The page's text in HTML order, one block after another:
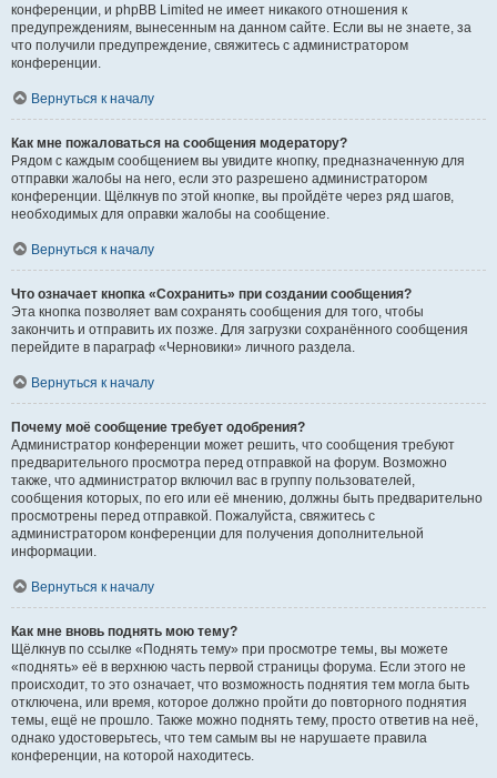
конференции, и phpBB Limited не имеет никакого отношения к
предупреждениям, вынесенным на данном сайте. Если вы не знаете, за
что получили предупреждение, свяжитесь с администратором
конференции.
Вернуться к началу
Как мне пожаловаться на сообщения модератору?
Рядом с каждым сообщением вы увидите кнопку, предназначенную для
отправки жалобы на него, если это разрешено администратором
конференции. Щёлкнув по этой кнопке, вы пройдёте через ряд шагов,
необходимых для оправки жалобы на сообщение.
Вернуться к началу
Что означает кнопка «Сохранить» при создании сообщения?
Эта кнопка позволяет вам сохранять сообщения для того, чтобы
закончить и отправить их позже. Для загрузки сохранённого сообщения
перейдите в параграф «Черновики» личного раздела.
Вернуться к началу
Почему моё сообщение требует одобрения?
Администратор конференции может решить, что сообщения требуют
предварительного просмотра перед отправкой на форум. Возможно
также, что администратор включил вас в группу пользователей,
сообщения которых, по его или её мнению, должны быть предварительно
просмотрены перед отправкой. Пожалуйста, свяжитесь с
администратором конференции для получения дополнительной
информации.
Вернуться к началу
Как мне вновь поднять мою тему?
Щёлкнув по ссылке «Поднять тему» при просмотре темы, вы можете
«поднять» её в верхнюю часть первой страницы форума. Если этого не
происходит, то это означает, что возможность поднятия тем могла быть
отключена, или время, которое должно пройти до повторного поднятия
темы, ещё не прошло. Также можно поднять тему, просто ответив на неё,
однако удостоверьтесь, что тем самым вы не нарушаете правила
конференции, на которой находитесь.